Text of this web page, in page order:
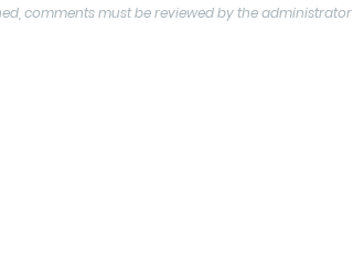
comments must be reviewed by the administrator